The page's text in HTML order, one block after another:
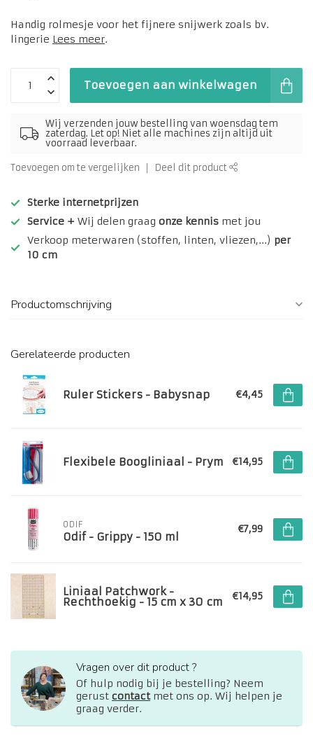
Handig rolmesje voor het fijnere snijwerk zoals bv.
lingerie Lees meer.
Toevoegen aan winkelwagen
Wij verzenden jouw bestelling van woensdag tem
zaterdag. Let op! Niet alle machines zijn altijd uit
voorraad leverbaar.
Toevoegen om te vergelijken Deel dit product
Sterke internetprijzen
Service + Wij delen graag onze kennis met jou
Verkoop meterwaren (stoffen, linten, vliezen,...) per
10 cm
Productomschrijving
Gerelateerde producten
Ruler Stickers - Babysnap €4,45
Flexibele Boogliniaal - Prym €14,95
ODIF
Odif - Grippy - 150 ml
€7,99
Liniaal Patchwork -
Rechthoekig - 15 cm x 30 cm €14,95
Vragen over dit product ?
Of hulp nodig bij je bestelling? Neem
gerust contactmet ons op. Wij helpen je
graag verder.